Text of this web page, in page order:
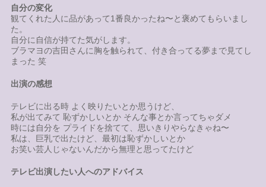
自分の変化
観てくれた人に品があって1番良かったね〜と褒めてもらいまし
た。
自分に自信が持てた気がします。
ブラマヨの吉田さんに胸を触られて、付き合ってる夢まで見てし
まった 笑
出演の感想
テレビに出る時 よく映りたいとか思うけど、
私が出てみて 恥ずかしいとか そんな事とか言ってちゃダメ
時には自分を プライドを捨てて、思いきりやらなきゃね〜
私は、巨乳で出たけど、最初は恥ずかしいとか
お笑い芸人じゃないんだから無理と思ってたけど
テレビ出演したい人へのアドバイス